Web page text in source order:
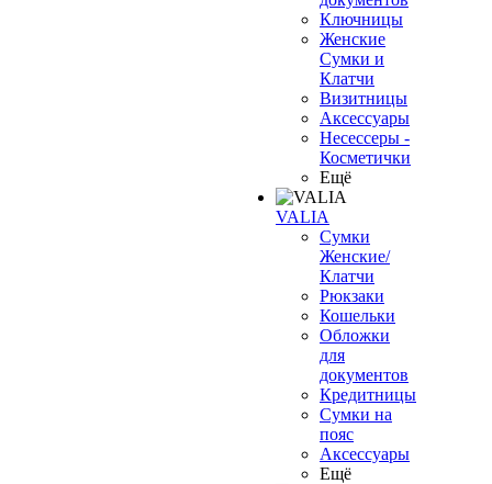
Ключницы
Женские
Сумки и
Клатчи
Визитницы
Аксессуары
Несессеры -
Косметички
Ещё
VALIA
Сумки
Женские/
Клатчи
Рюкзаки
Кошельки
Обложки
для
документов
Кредитницы
Сумки на
пояс
Аксессуары
Ещё